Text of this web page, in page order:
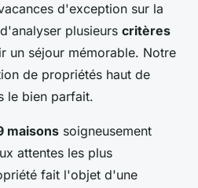
d'exception sur la
plusieurs critères
un séjour mémorable. Notre
de propriétés haut de
le bien parfait.
maisons soigneusement
attentes les plus
fait l'objet d'une